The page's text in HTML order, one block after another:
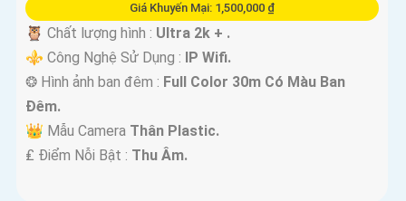
Giá Khuyến Mại: 1,500,000 ₫
🦉 Chất lượng hình : Ultra 2k + .
⚜️ Công Nghệ Sử Dụng :
IP Wifi.
❂ Hình ảnh ban đêm : Full Color 30m Có Màu Ban
Ðêm.
👑 Mẫu Camera Thân Plastic.
️₤ Điểm Nỗi Bật : Thu Âm.